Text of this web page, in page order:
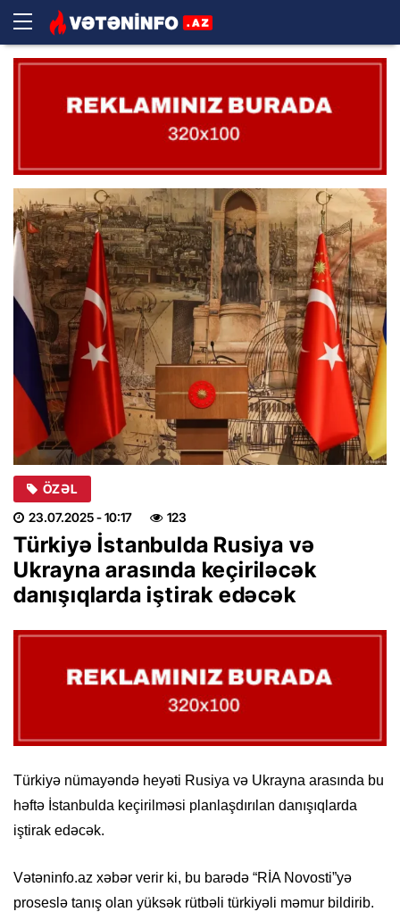
ÖZƏL
23.07.2025- 10:17 123
Türkiyə İstanbulda Rusiya və
Ukrayna arasında keçiriləcək
danışıqlarda iştirak edəcək
Türkiyə nümayəndə heyəti Rusiya və Ukrayna arasında bu
həftə İstanbulda keçirilməsi planlaşdırılan danışıqlarda
iştirak edəcək.
Vətəninfo.az xəbər verir ki, bu barədə “RİA Novosti”yə
proseslə tanış olan yüksək rütbəli türkiyəli məmur bildirib.